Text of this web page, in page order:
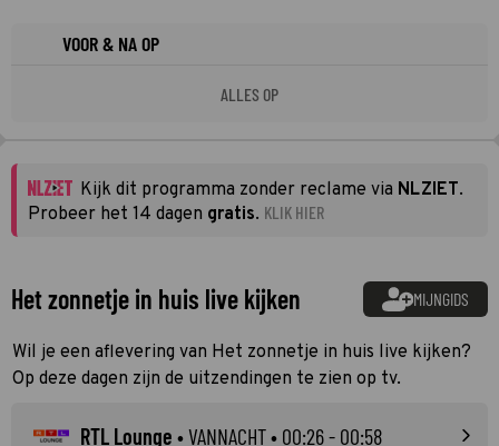
VOOR & NA OP
ALLES OP
Kijk dit programma zonder reclame via NLZIET.
Probeer het 14 dagen gratis. KLIK HIER
Het zonnetje in huis live kijken MIJNGIDS
Wil je een aflevering van Het zonnetje in huis live kijken?
Op deze dagen zijn de uitzendingen te zien op tv.
RTL Lounge •VANNACHT• 00:26 - 00:58